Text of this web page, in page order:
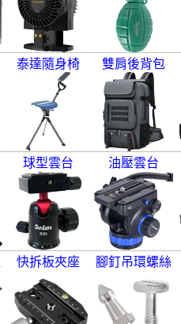
泰達隨身椅 雙肩後背包
球型雲台 油壓雲台
快拆板夾座 腳釘吊環螺絲